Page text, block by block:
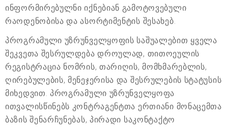
ინფორმირებულნი იქნებიან გამოტოვებული
რაოდენობისა და ასორტიმენტის შესახებ.
პროგრამული უზრუნველყოფის საშუალებით ყველა
შეკვეთა შესრულდება დროულად, თითოეულის
რეგისტრაცია ნომრის, თარიღის, მომხმარებლის,
ღირებულების, მენეჯერისა და შესრულების სტატუსის
მიხედვით. პროგრამული უზრუნველყოფა
ითვალისწინებს კონტრაგენტთა ერთიანი მონაცემთა
ბაზის შენარჩუნებას, პირადი საკონტაქტო